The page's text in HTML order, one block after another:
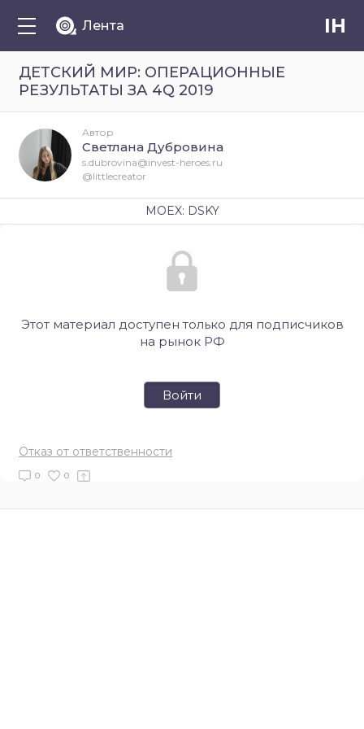
Лента IH
ДЕТСКИЙ МИР: ОПЕРАЦИОННЫЕ
РЕЗУЛЬТАТЫ ЗА 4Q 2019
Этот материал доступен только для подписчиков
на рынок РФ
Войти
Отказ от ответственности
0 0
Автор
Светлана Дубровина
s.dubrovina@invest-heroes.ru
@littlecreator
MOEX: DSKY